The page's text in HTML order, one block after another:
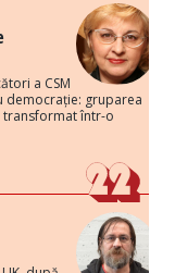
a CSM
democrație: gruparea
transformat într-o